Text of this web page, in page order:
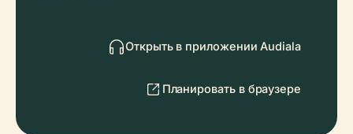
Открыть в приложении Audiala
Планировать в браузере